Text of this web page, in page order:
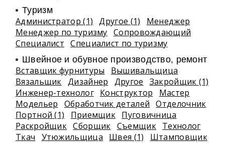
Туризм
Администратор (1) Другое (1)
Менеджер
Менеджер по туризму Сопровождающий
Специалист
Специалист по туризму
Швейное и обувное производство, ремонт
Вставщик фурнитуры
Вышивальщица
Вязальщик Дизайнер Другое
Закройщик (1)
Инженер-технолог Конструктор
Мастер
Модельер
Обработчик деталей
Отделочник
Портной (1)
Приемщик Пуговичница
Раскройщик Сборщик Съемщик Технолог
Ткач
Утюжильщица Швея (1) Штамповщик